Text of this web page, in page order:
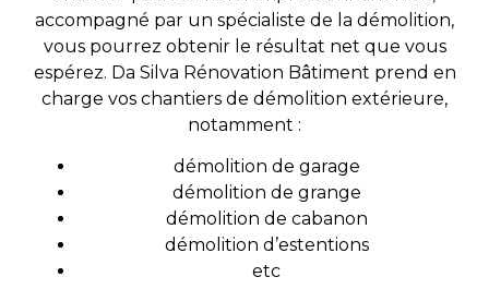
accompagné par un spécialiste de la démolition,
vous pourrez obtenir le résultat net que vous
espérez. Da Silva Rénovation Bâtiment prend en
charge vos chantiers de démolition extérieure,
notamment :
démolition de garage
démolition de grange
démolition de cabanon
démolition d’estentions
etc